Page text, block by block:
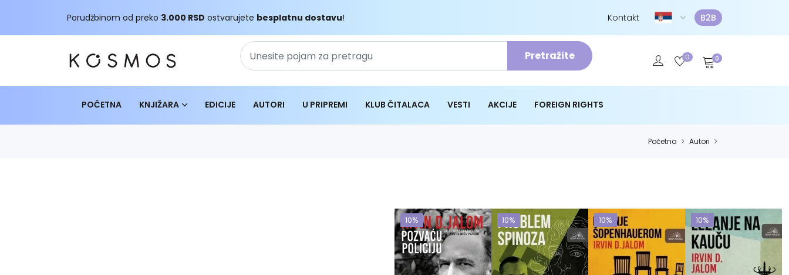
Porudžbinom od preko 3.000 RSD ostvarujete besplatnu dostavu! Kontakt B2B
Pretražite 0 0
POČETNA KNJIŽARA EDICIJE AUTORI U PRIPREMI KLUB ČITALACA VESTI AKCIJE FOREIGN RIGHTS
Početna Autori
10% 10% 10% 10%